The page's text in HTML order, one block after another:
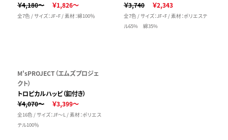
￥4,180～
￥1,826～
全7色 / サイズ：JF・F / 素材：綿100％
￥3,740
￥2,343
全7色 / サイズ：JF・F / 素材：ポリエステ
ル65% 綿35%
M'sPROJECT（エムズプロジェ
クト）
トロピカルハッピ（釦付き）
￥4,070～
￥3,399～
全16色 / サイズ：JF～L / 素材：ポリエス
テル100％